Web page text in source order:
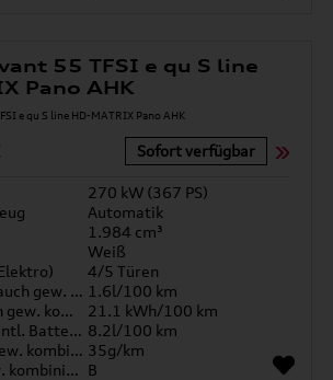
55 TFSI e qu S line
Pano AHK
Sofort verfügbar
270 kW (367 PS)
Automatik
1.984 cm³
Weiß
4/5 Türen
Kraftstoffverbrauch gew. kombiniert 1.6l/100 km
Stromverbrauch gew. kombiniert
21.1 kWh/100 km
Kraftst. komb. entl. Batterie 8.2l/100 km
CO2-Emission gew. kombiniert 35g/km
CO2-Klasse gew. kombiniert B